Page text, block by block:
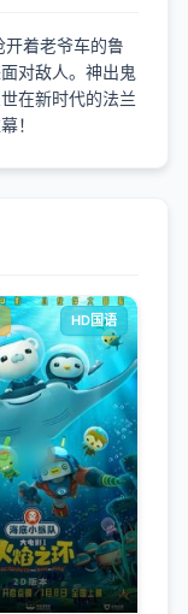
着老爷车的鲁
对敌人。神出鬼
在新时代的法兰
！
HD国语